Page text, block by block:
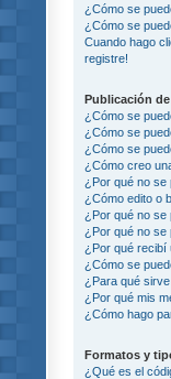
¿Cómo se
¿Cómo se
Cuando hago
registre!
Publicación
¿Cómo se
¿Cómo se
¿Cómo se
¿Cómo creo
¿Por qué no se
¿Cómo edito o
¿Por qué no se
¿Por qué no se
¿Por qué recibí
¿Cómo se
¿Para qué
¿Por qué mis
¿Cómo hago
Formatos y
¿Qué es el